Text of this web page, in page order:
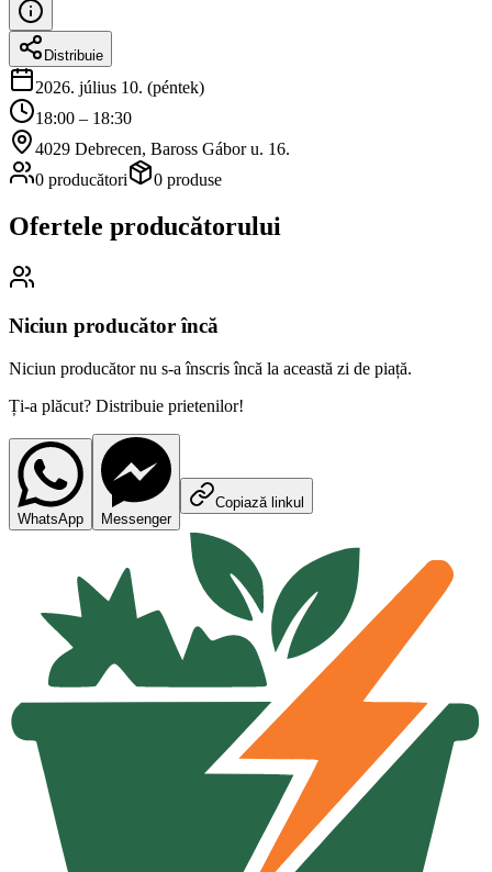
Distribuie
2026. július 10. (péntek)
18:00 – 18:30
4029 Debrecen, Baross Gábor u. 16.
0 producători
0 produse
Ofertele producătorului
Niciun producător încă
Niciun producător nu s-a înscris încă la această zi de piață.
Ți-a plăcut? Distribuie prietenilor!
WhatsApp Messenger
Copiază linkul